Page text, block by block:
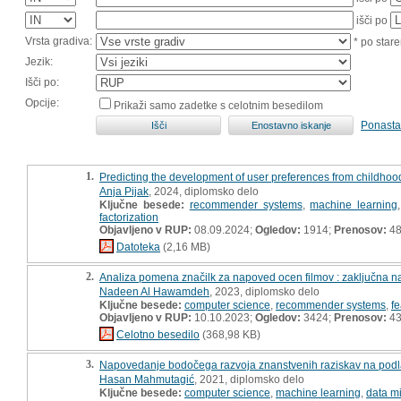
išči po
Vrsta gradiva:
* po
Jezik:
Išči po:
Opcije:
Prikaži samo zadetke s celotnim besedilom
1. Predicting the development of user preferences from
Anja Pijak , 2024, diplomsko delo
Ključne besede: recommender systems,machine learning
factorization
Objavljeno v RUP: 08.09.2024; Ogledov: 1914; Prenosov: 48
Datoteka (2,16 MB)
2. Analiza pomena značilk za napoved ocen filmov : zaključna
Nadeen Al Hawamdeh , 2023, diplomsko delo
Ključne besede: computer science recommender systems
Objavljeno v RUP: 10.10.2023; Ogledov: 3424; Prenosov: 43
Celotno besedilo (368,98 KB)
3. Napovedanje bodočega razvoja znanstvenih raziskav na
Hasan Mahmutagić , 2021, diplomsko delo
Ključne besede: computer science machine learning data